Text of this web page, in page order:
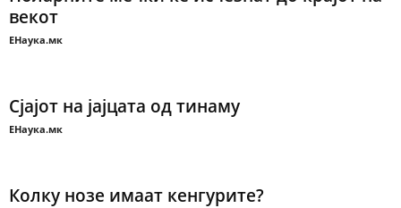
векот
ЕНаука.мк
Сјајот на јајцата од тинаму
ЕНаука.мк
Колку нозе имаат кенгурите?